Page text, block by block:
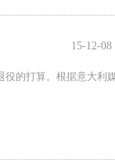
15-12-08
役的打算。根据意大利